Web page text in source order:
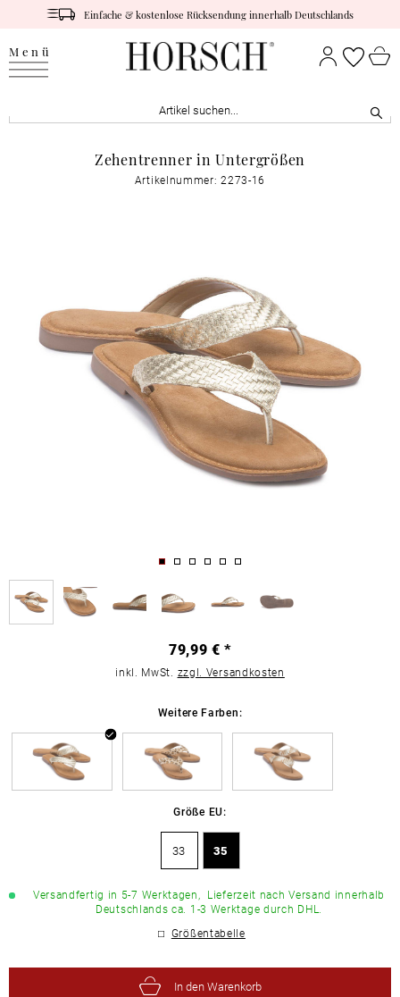
Einfache & kostenlose Rücksendung innerhalb Deutschlands
Menü
Zehentrenner in Untergrößen
Artikelnummer: 2273-16
79,99 € *
inkl. MwSt. zzgl. Versandkosten
Weitere Farben:
Größe EU:
33 35
Versandfertig in 5-7 Werktagen, Lieferzeit nach Versand innerhalb
Deutschlands ca. 1-3 Werktage durch DHL.
Größentabelle
In den Warenkorb